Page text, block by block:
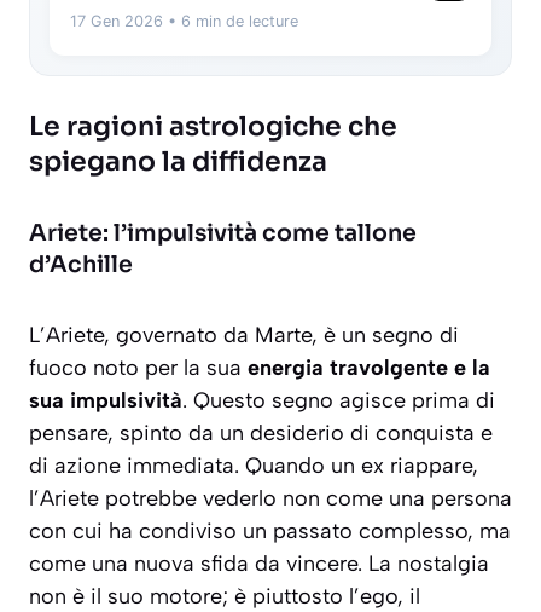
17 Gen 2026 • 6 min de lecture
Le ragioni astrologiche che
spiegano la diffidenza
Ariete: l’impulsività come tallone
d’Achille
L’Ariete, governato da Marte, è un segno di
fuoco noto per la sua energia travolgente e la
sua impulsività. Questo segno agisce prima di
pensare, spinto da un desiderio di conquista e
di azione immediata. Quando un ex riappare,
l’Ariete potrebbe vederlo non come una persona
con cui ha condiviso un passato complesso, ma
come una nuova sfida da vincere. La nostalgia
non è il suo motore; è piuttosto l’ego, il